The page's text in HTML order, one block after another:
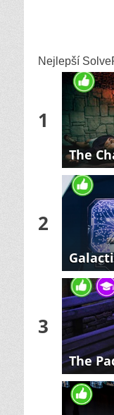
Nejlepší
1
The
2
3
The